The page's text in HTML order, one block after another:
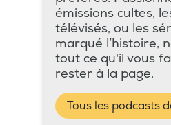
émissions cultes,
télévisés, ou les
marqué l’histoire,
tout ce qu'il vous
rester à la page.
Tous les podcasts